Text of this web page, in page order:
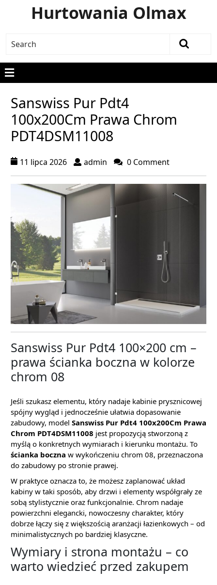
Hurtowania Olmax
Sanswiss Pur Pdt4
100x200Cm Prawa Chrom
PDT4DSM11008
11 lipca 2026 admin 0 Comment
Sanswiss Pur Pdt4 100×200 cm –
prawa ścianka boczna w kolorze
chrom 08
Jeśli szukasz elementu, który nadaje kabinie prysznicowej
spójny wygląd i jednocześnie ułatwia dopasowanie
zabudowy, model Sanswiss Pur Pdt4 100x200Cm Prawa
Chrom PDT4DSM11008 jest propozycją stworzoną z
myślą o konkretnych wymiarach i kierunku montażu. To
ścianka boczna w wykończeniu chrom 08, przeznaczona
do zabudowy po stronie prawej.
W praktyce oznacza to, że możesz zaplanować układ
kabiny w taki sposób, aby drzwi i elementy współgrały ze
sobą stylistycznie oraz funkcjonalnie. Chrom nadaje
powierzchni elegancki, nowoczesny charakter, który
dobrze łączy się z większością aranżacji łazienkowych – od
minimalistycznych po bardziej klasyczne.
Wymiary i strona montażu – co
warto wiedzieć przed zakupem